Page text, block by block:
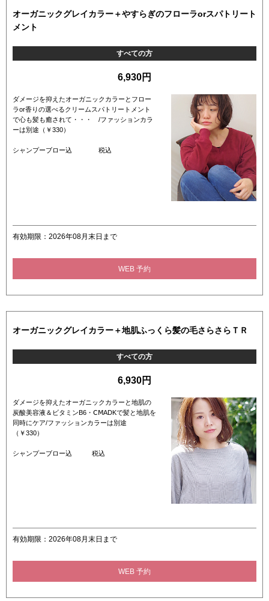
オーガニックグレイカラー＋やすらぎのフローラorスパトリート
メント
すべての方
6,930円
ダメージを抑えたオーガニックカラーとフロー
ラor香りの選べるクリームスパトリートメント
で心も髪も癒されて・・・ /ファッションカラ
ーは別途（￥330）
シャンプーブロー込 税込
有効期限：2026年08月末日まで
WEB 予約
オーガニックグレイカラー＋地肌ふっくら髪の毛さらさらＴＲ
すべての方
6,930円
ダメージを抑えたオーガニックカラーと地肌の
炭酸美容液＆ビタミンB6・ⅭⅯADKで髪と地肌を
同時にケア/ファッションカラーは別途
（￥330）
シャンプーブロー込 税込
有効期限：2026年08月末日まで
WEB 予約